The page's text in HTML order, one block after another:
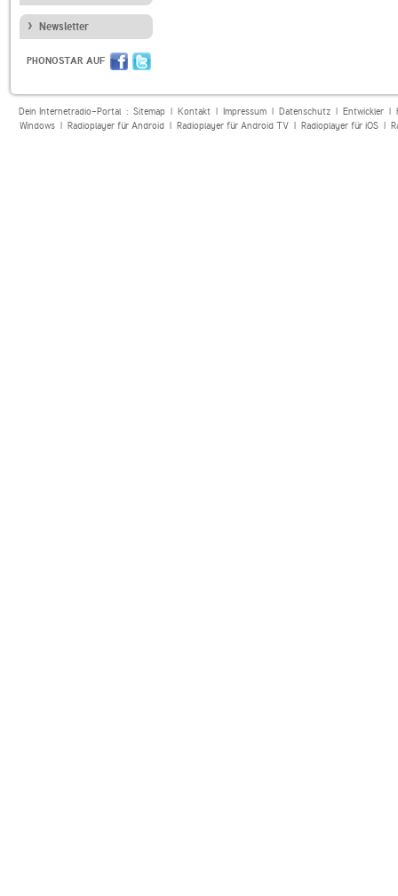
Newsletter
PHONOSTAR AUF
Dein Internetradio-Portal : Sitemap| Kontakt| Impressum| Datenschutz| Entwickler|
Windows| Radioplayer für Android| Radioplayer für Android TV| Radioplayer für iOS|